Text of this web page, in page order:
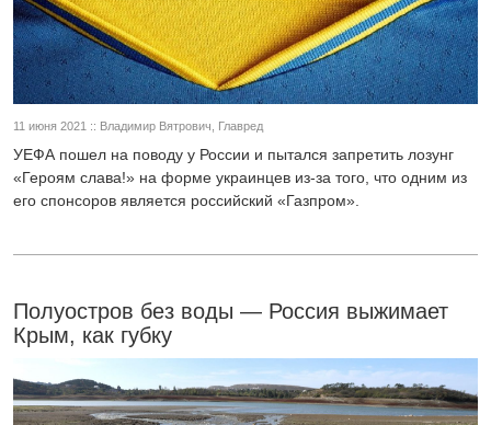
11 июня 2021 :: Владимир Вятрович, Главред
УЕФА пошел на поводу у России и пытался запретить лозунг
«Героям слава!» на форме украинцев из-за того, что одним из
его спонсоров является российский «Газпром».
Полуостров без воды — Россия выжимает
Крым, как губку